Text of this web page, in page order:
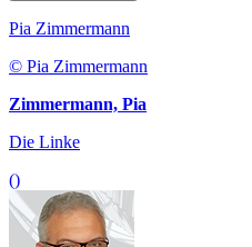
Pia Zimmermann
© Pia Zimmermann
Zimmermann, Pia
Die Linke
()